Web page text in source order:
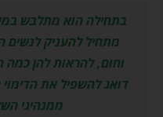
בתחילה הוא מתלבש
מתחיל להעניק
וחום, להראות להן כמה
דואג להשפיל את
ממנהיגי